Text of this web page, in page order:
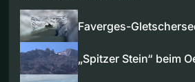
Faverges-
„Spitzer Stein“ beim